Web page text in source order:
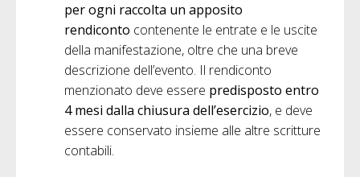
per ogni raccolta un apposito
rendiconto contenente le entrate e le uscite
della manifestazione, oltre che una breve
descrizione dell’evento. Il rendiconto
menzionato deve essere predisposto entro
4 mesi dalla chiusura dell’esercizio, e deve
essere conservato insieme alle altre scritture
contabili.